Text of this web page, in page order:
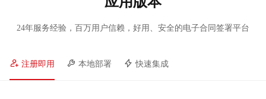
24年服务经验，百万用户信赖，好用、安全的电子合同签署平台
注册即用 本地部署 快速集成